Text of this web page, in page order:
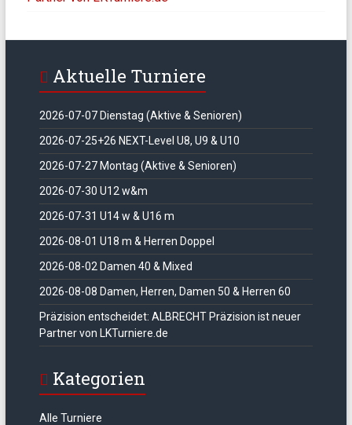
Aktuelle Turniere
2026-07-07 Dienstag (Aktive & Senioren)
2026-07-25+26 NEXT-Level U8, U9 & U10
2026-07-27 Montag (Aktive & Senioren)
2026-07-30 U12 w&m
2026-07-31 U14 w & U16 m
2026-08-01 U18 m & Herren Doppel
2026-08-02 Damen 40 & Mixed
2026-08-08 Damen, Herren, Damen 50 & Herren 60
Präzision entscheidet: ALBRECHT Präzision ist neuer
Partner von LKTurniere.de
Kategorien
Alle Turniere